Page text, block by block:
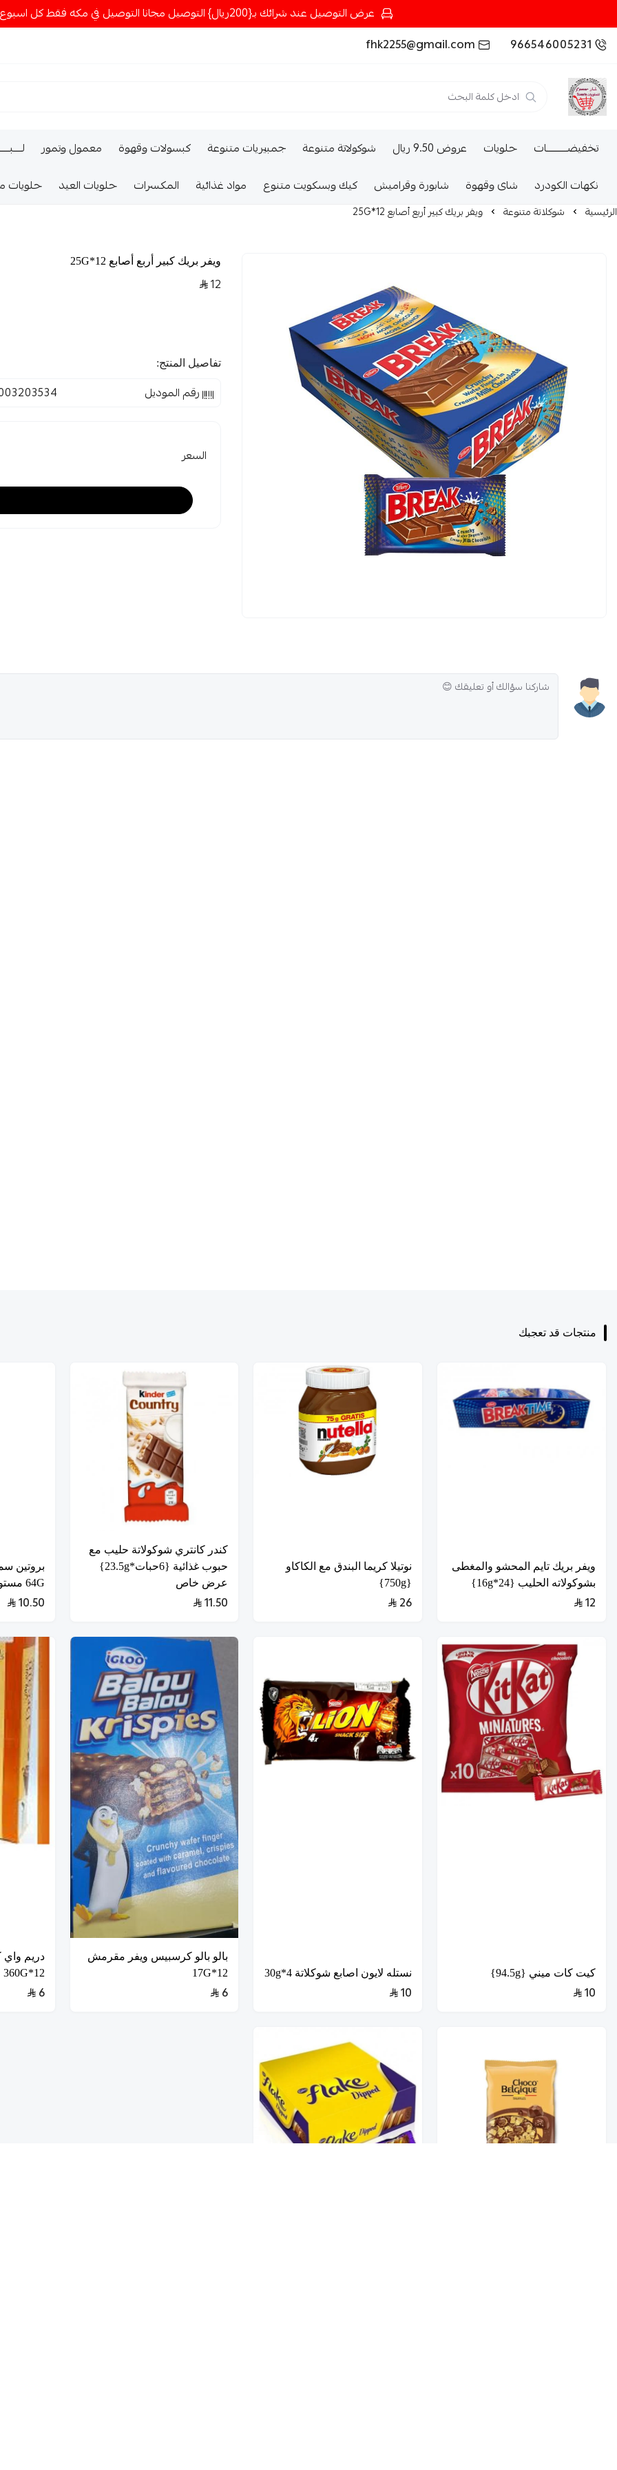
عرض التوصيل عند شرائك بـ{200ريال} التوصيل مجانا التوصيل في مكه فقط كل اسبوع اصناف جديدة
966546005231
fhk2255@gmail.com
تخفيضــــــــــات حلويات عروض 9.50 ريال شوكولاتة متنوعة جمبيريات متنوعة كبسولات وقهوة معمول وتمور
نكهات الكودرد
شاى وقهوة شابورة وقراميش كيك وبسكويت متنوع مواد غذائية المكسرات حلويات العيد حلويات
الرئيسية شوكلاتة متنوعة ويفر بريك كبير أربع أصابع 12*25G
ويفر بريك كبير أربع أصابع 12*25G
12
تفاصيل المنتج:
رقم الموديل
السعر
منتجات قد تعجبك
ويفر بريك تايم المحشو والمغطى
بشوكولاته الحليب {24*16g}
12
نوتيلا كريما البندق مع الكاكاو
{750g}
26
كندر كانتري شوكولاتة حليب مع
حبوب غذائية {6حبات*23.5g}
عرض خاص
11.50
بروتين
64G مستورد
10.50
كيت كات ميني {94.5g}
10
نستله لايون اصابع شوكلاتة 4*30g
10
بالو بالو كرسبيس ويفر مقرمش
12*17G
6
دريم واي
12*360G
6